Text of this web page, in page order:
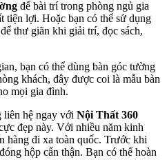
để bài trí trong phòng ngủ gia
tiện lợi. Hoặc bạn có thể sử dụng
thư giãn khi giải trí, đọc sách,
bạn có thể dùng bàn góc tường
khách, đây được coi là mẫu bàn
mọi gia đình.
liên hệ ngay với Nội Thất 360
đẹp này. Với nhiều năm kinh
hàng đi xa toàn quốc. Trước khi
hộp cẩn thận. Bạn có thể hoàn